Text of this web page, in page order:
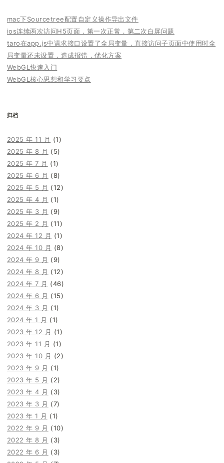
mac下Sourcetree配置自定义操作导出文件
ios连续两次访问H5页面，第一次正常，第二次白屏问题
taro在app.js中请求接口设置了全局变量，直接访问子页面中使用时全
局变量还未设置，造成报错，优化方案
WebGL快速入门
WebGL核心思想和学习要点
归档
2025 年 11 月 (1)
2025 年 8 月 (5)
2025 年 7 月 (1)
2025 年 6 月 (8)
2025 年 5 月 (12)
2025 年 4 月 (1)
2025 年 3 月 (9)
2025 年 2 月 (11)
2024 年 12 月 (1)
2024 年 10 月 (8)
2024 年 9 月 (9)
2024 年 8 月 (12)
2024 年 7 月 (46)
2024 年 6 月 (15)
2024 年 3 月 (1)
2024 年 1 月 (1)
2023 年 12 月 (1)
2023 年 11 月 (1)
2023 年 10 月 (2)
2023 年 9 月 (1)
2023 年 5 月 (2)
2023 年 4 月 (3)
2023 年 3 月 (7)
2023 年 1 月 (1)
2022 年 9 月 (10)
2022 年 8 月 (3)
2022 年 6 月 (3)